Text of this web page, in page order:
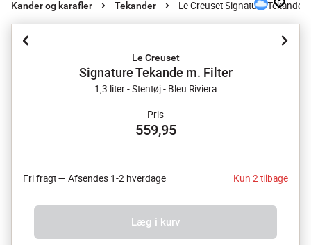
Kander og karafler Tekander Le Creuset Signature Tekande
Le Creuset
Signature Tekande m. Filter
1,3 liter - Stentøj - Bleu Riviera
Pris
559,95
Fri fragt — Afsendes 1-2 hverdage Kun 2 tilbage
Læg i kurv